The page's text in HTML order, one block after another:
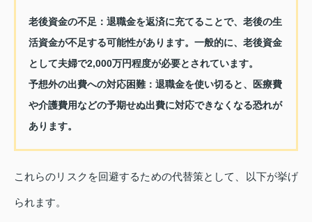
老後資金の不足： 退職金を返済に充てることで、老後の生
活資金が不足する可能性があります。一般的に、老後資金
として夫婦で2,000万円程度が必要とされています。
予想外の出費への対応困難： 退職金を使い切ると、医療費
や介護費用などの予期せぬ出費に対応できなくなる恐れが
あります。
これらのリスクを回避するための代替策として、以下が挙げ
られます。